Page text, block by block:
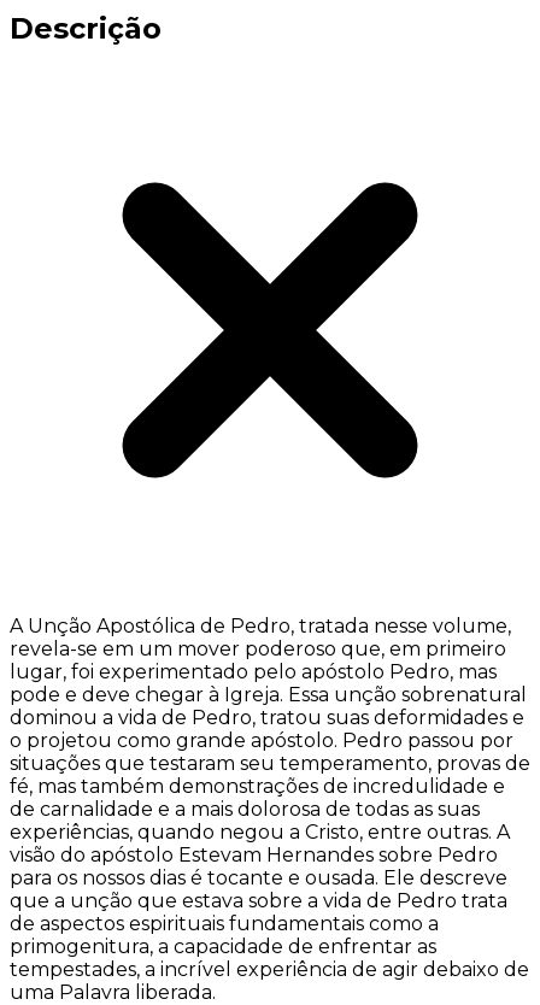
Descrição
A Unção Apostólica de Pedro, tratada nesse volume,
revela-se em um mover poderoso que, em primeiro
lugar, foi experimentado pelo apóstolo Pedro, mas
pode e deve chegar à Igreja. Essa unção sobrenatural
dominou a vida de Pedro, tratou suas deformidades e
o projetou como grande apóstolo. Pedro passou por
situações que testaram seu temperamento, provas de
fé, mas também demonstrações de incredulidade e
de carnalidade e a mais dolorosa de todas as suas
experiências, quando negou a Cristo, entre outras. A
visão do apóstolo Estevam Hernandes sobre Pedro
para os nossos dias é tocante e ousada. Ele descreve
que a unção que estava sobre a vida de Pedro trata
de aspectos espirituais fundamentais como a
primogenitura, a capacidade de enfrentar as
tempestades, a incrível experiência de agir debaixo de
uma Palavra liberada.